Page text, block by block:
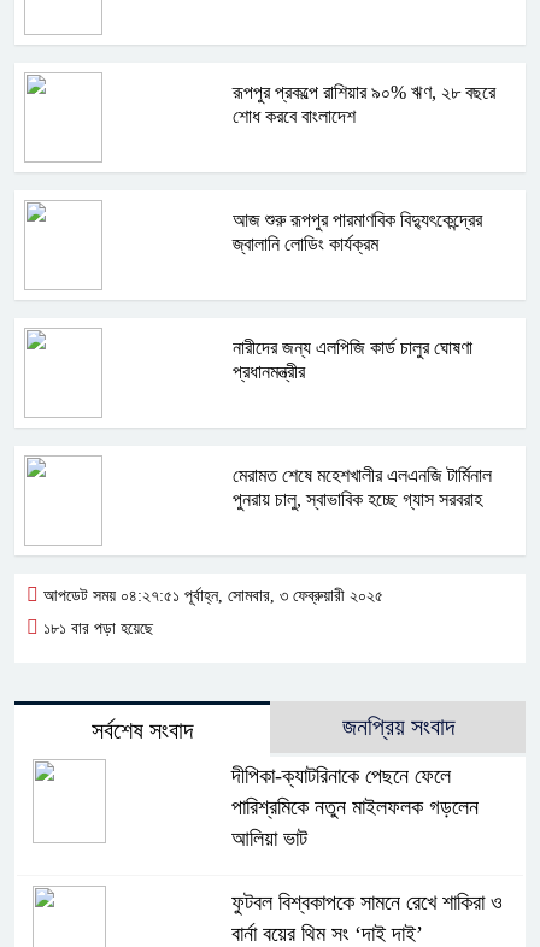
রূপপুর প্রকল্পে রাশিয়ার ৯০% ঋণ, ২৮ বছরে
শোধ করবে বাংলাদেশ
আজ শুরু রূপপুর পারমাণবিক বিদ্যুৎকেন্দ্রের
জ্বালানি লোডিং কার্যক্রম
নারীদের জন্য এলপিজি কার্ড চালুর ঘোষণা
প্রধানমন্ত্রীর
মেরামত শেষে মহেশখালীর এলএনজি টার্মিনাল
পুনরায় চালু, স্বাভাবিক হচ্ছে গ্যাস সরবরাহ
আপডেট সময় ০৪:২৭:৫১ পূর্বাহ্ন, সোমবার, ৩ ফেব্রুয়ারী ২০২৫
১৮১ বার পড়া হয়েছে
সর্বশেষ সংবাদ জনপ্রিয় সংবাদ
দীপিকা-ক্যাটরিনাকে পেছনে ফেলে
পারিশ্রমিকে নতুন মাইলফলক গড়লেন
আলিয়া ভাট
ফুটবল বিশ্বকাপকে সামনে রেখে শাকিরা ও
বার্না বয়ের থিম সং ‘দাই দাই’